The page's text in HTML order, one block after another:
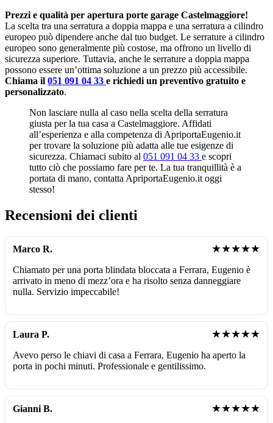
Prezzi e qualità per apertura porte garage Castelmaggiore!
La scelta tra una serratura a doppia mappa e una serratura a cilindro
europeo può dipendere anche dal tuo budget. Le serrature a cilindro
europeo sono generalmente più costose, ma offrono un livello di
sicurezza superiore. Tuttavia, anche le serrature a doppia mappa
possono essere un’ottima soluzione a un prezzo più accessibile.
Chiama il 051 091 04 33 e richiedi un preventivo gratuito e
personalizzato.
Non lasciare nulla al caso nella scelta della serratura
giusta per la tua casa a Castelmaggiore. Affidati
all’esperienza e alla competenza di ApriportaEugenio.it
per trovare la soluzione più adatta alle tue esigenze di
sicurezza. Chiamaci subito al 051 091 04 33 e scopri
tutto ciò che possiamo fare per te. La tua tranquillità è a
portata di mano, contatta ApriportaEugenio.it oggi
stesso!
Recensioni dei clienti
Marco R. ★★★★★
Chiamato per una porta blindata bloccata a Ferrara, Eugenio è
arrivato in meno di mezz’ora e ha risolto senza danneggiare
nulla. Servizio impeccabile!
Laura P. ★★★★★
Avevo perso le chiavi di casa a Ferrara, Eugenio ha aperto la
porta in pochi minuti. Professionale e gentilissimo.
Gianni B. ★★★★★